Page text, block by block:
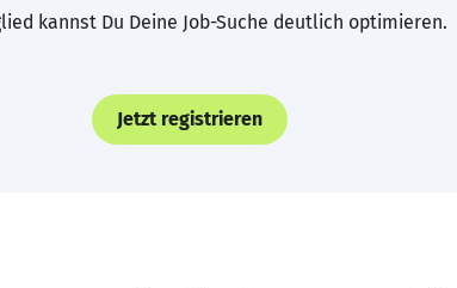
kannst Du Deine Job-Suche deutlich optimieren.
Jetzt registrieren